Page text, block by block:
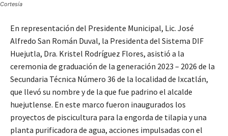
Cortesía
En representación del Presidente Municipal, Lic. José
Alfredo San Román Duval, la Presidenta del Sistema DIF
Huejutla, Dra. Kristel Rodríguez Flores, asistió a la
ceremonia de graduación de la generación 2023 – 2026 de la
Secundaria Técnica Número 36 de la localidad de Ixcatlán,
que llevó su nombre y de la que fue padrino el alcalde
huejutlense. En este marco fueron inaugurados los
proyectos de piscicultura para la engorda de tilapia y una
planta purificadora de agua, acciones impulsadas con el